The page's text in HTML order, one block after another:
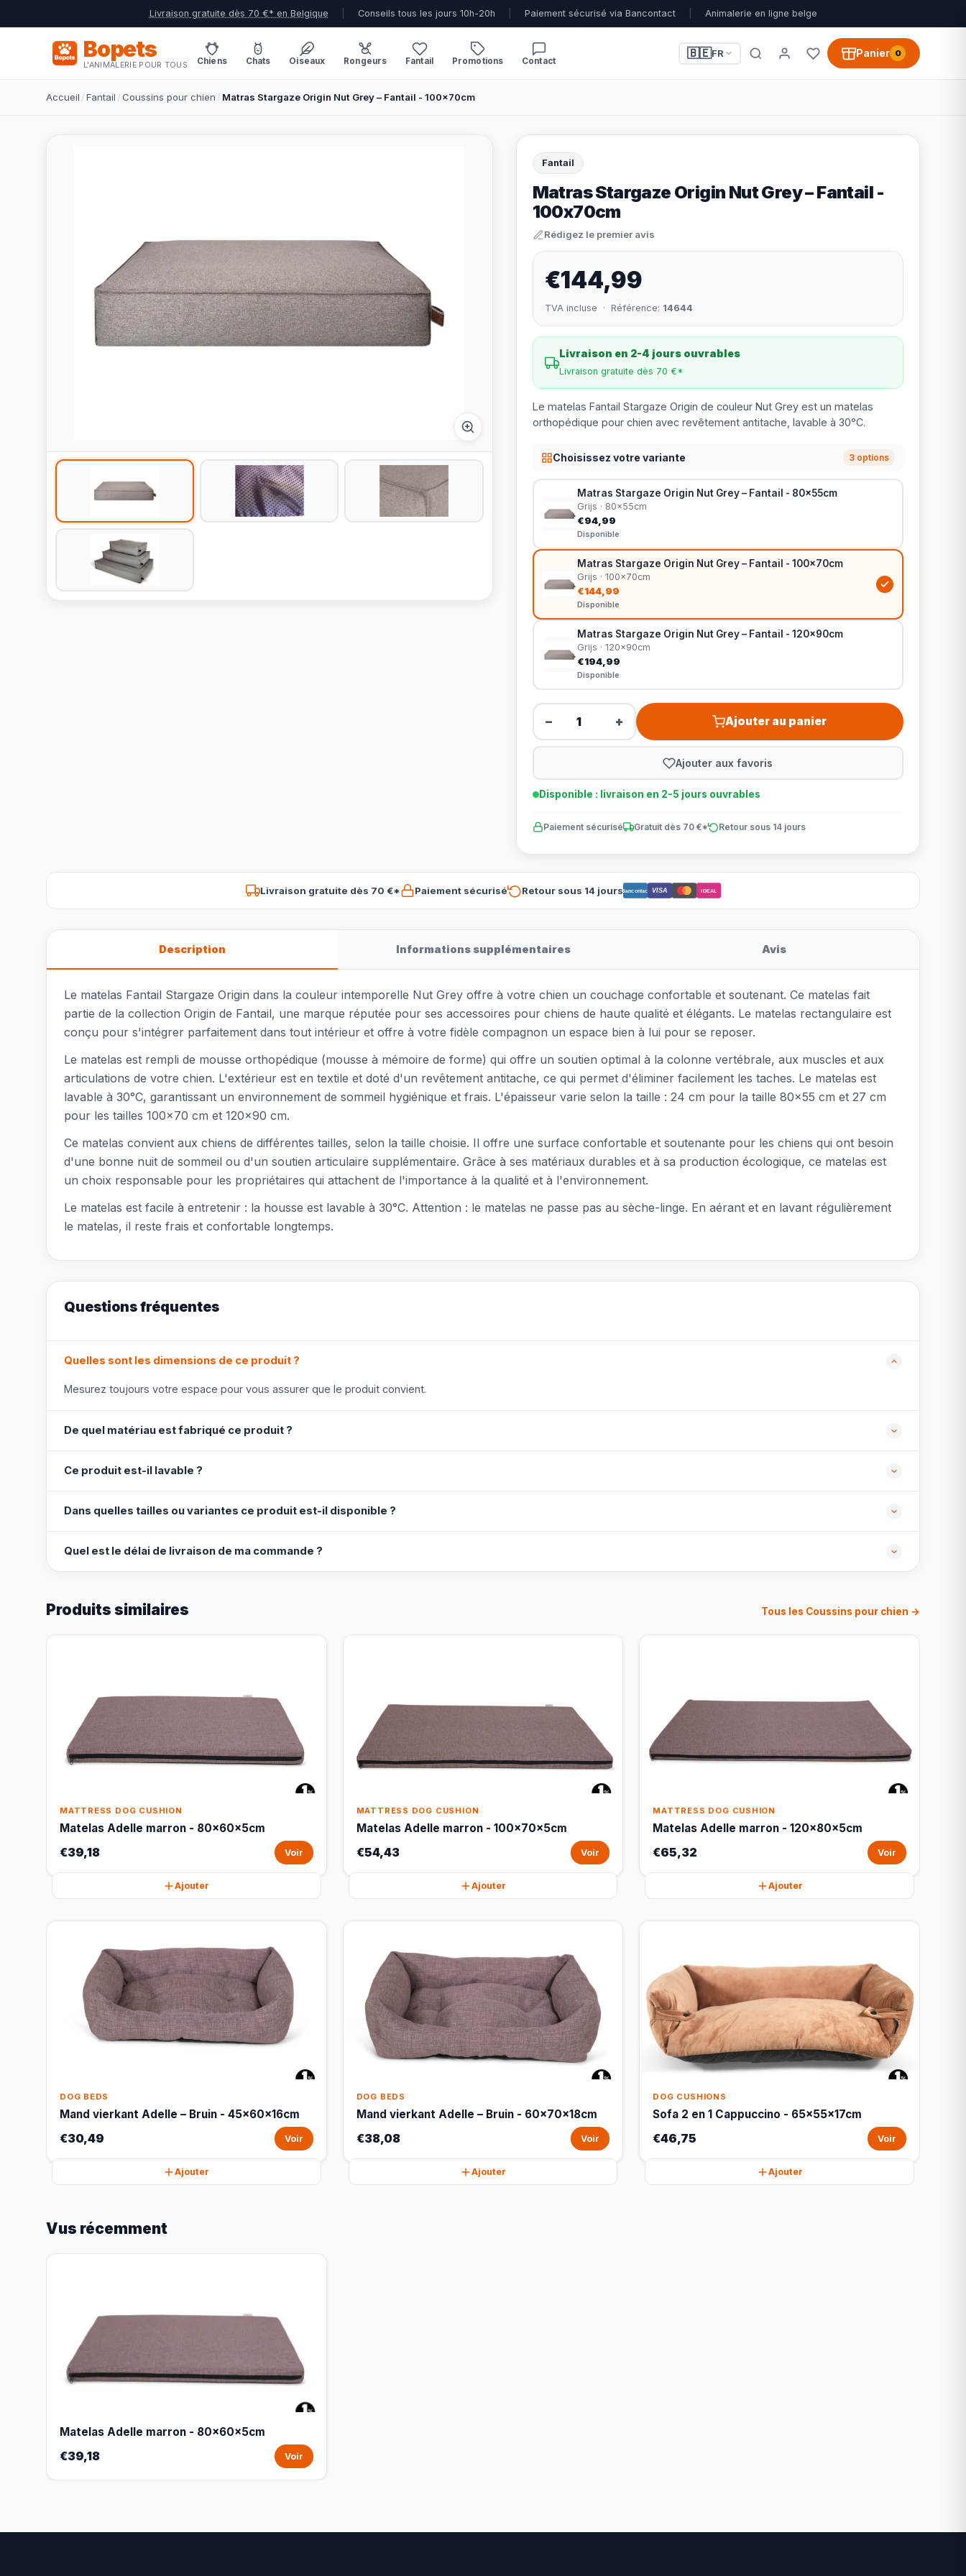
Livraison gratuite dès 70 €* en Belgique Conseils tous les jours 10h-20h Paiement sécurisé via Bancontact Animalerie en ligne belge
Bopets
L'ANIMALERIE POUR TOUS Chiens Chats Oiseaux Rongeurs Fantail Promotions Contact
🇧🇪FR Panier 0
Accueil /Fantail /Coussins pour chien / Matras Stargaze Origin Nut Grey – Fantail - 100x70cm
Fantail
Matras Stargaze Origin Nut Grey – Fantail -
100x70cm
Rédigez le premier avis
€144,99
TVA incluse · Référence: 14644
Livraison en 2-4 jours ouvrables
Livraison gratuite dès 70 €*
Le matelas Fantail Stargaze Origin de couleur Nut Grey est un matelas
orthopédique pour chien avec revêtement antitache, lavable à 30°C.
Choisissez votre variante 3 options
Matras Stargaze Origin Nut Grey – Fantail - 80x55cm
Grijs · 80x55cm
€94,99
Disponible
Matras Stargaze Origin Nut Grey – Fantail - 100x70cm
Grijs · 100x70cm
€144,99
Disponible
Matras Stargaze Origin Nut Grey – Fantail - 120x90cm
Grijs · 120x90cm
€194,99
Disponible
− + Ajouter au panier
Ajouter aux favoris
Disponible : livraison en 2-5 jours ouvrables
Paiement sécurisé Gratuit dès 70 €* Retour sous 14 jours
Livraison gratuite dès 70 €* Paiement sécurisé Retour sous 14 joursBancontact VISA iDEAL
Description Informations supplémentaires Avis
Le matelas Fantail Stargaze Origin dans la couleur intemporelle Nut Grey offre à votre chien un couchage confortable et soutenant. Ce matelas fait
partie de la collection Origin de Fantail, une marque réputée pour ses accessoires pour chiens de haute qualité et élégants. Le matelas rectangulaire est
conçu pour s'intégrer parfaitement dans tout intérieur et offre à votre fidèle compagnon un espace bien à lui pour se reposer.
Le matelas est rempli de mousse orthopédique (mousse à mémoire de forme) qui offre un soutien optimal à la colonne vertébrale, aux muscles et aux
articulations de votre chien. L'extérieur est en textile et doté d'un revêtement antitache, ce qui permet d'éliminer facilement les taches. Le matelas est
lavable à 30°C, garantissant un environnement de sommeil hygiénique et frais. L'épaisseur varie selon la taille : 24 cm pour la taille 80x55 cm et 27 cm
pour les tailles 100x70 cm et 120x90 cm.
Ce matelas convient aux chiens de différentes tailles, selon la taille choisie. Il offre une surface confortable et soutenante pour les chiens qui ont besoin
d'une bonne nuit de sommeil ou d'un soutien articulaire supplémentaire. Grâce à ses matériaux durables et à sa production écologique, ce matelas est
un choix responsable pour les propriétaires qui attachent de l'importance à la qualité et à l'environnement.
Le matelas est facile à entretenir : la housse est lavable à 30°C. Attention : le matelas ne passe pas au sèche-linge. En aérant et en lavant régulièrement
le matelas, il reste frais et confortable longtemps.
Questions fréquentes
Quelles sont les dimensions de ce produit ?
Mesurez toujours votre espace pour vous assurer que le produit convient.
De quel matériau est fabriqué ce produit ?
Ce produit est-il lavable ?
Dans quelles tailles ou variantes ce produit est-il disponible ?
Quel est le délai de livraison de ma commande ?
Produits similaires Tous les Coussins pour chien →
MATTRESS DOG CUSHION
Matelas Adelle marron - 80x60x5cm
€39,18 Voir
Ajouter
MATTRESS DOG CUSHION
Matelas Adelle marron - 100x70x5cm
€54,43 Voir
Ajouter
MATTRESS DOG CUSHION
Matelas Adelle marron - 120x80x5cm
€65,32 Voir
Ajouter
DOG BEDS
Mand vierkant Adelle – Bruin - 45x60x16cm
€30,49 Voir
Ajouter
DOG BEDS
Mand vierkant Adelle – Bruin - 60x70x18cm
€38,08 Voir
Ajouter
DOG CUSHIONS
Sofa 2 en 1 Cappuccino - 65x55x17cm
€46,75 Voir
Ajouter
Vus récemment
Matelas Adelle marron - 80x60x5cm
€39,18 Voir